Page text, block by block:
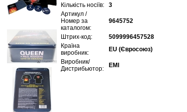
Кількість носіїв:
3
Артикул /
Номер за
каталогом:
9645752
Штрих-код:
5099996457528
Країна
виробник:
EU (Євросоюз)
Виробник/
Дистрибьютор:
EMI